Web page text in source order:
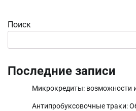
Поиск
Последние записи
Микрокредиты: возможности
Антипробуксовочные траки: